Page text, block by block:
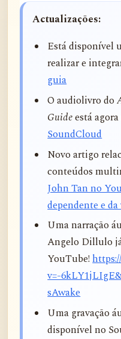
Actualizações:
Está disponível
realizar e
guia
O audiolivro do
Guideestá
SoundCloud
Novo artigo
conteúdos
John Tan no
dependente e
Uma narração
Angelo Dillulo
YouTube!
v=-
sAwake
Uma gravação
disponível no